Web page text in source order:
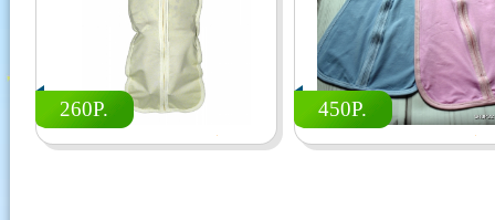
260Р. 450Р.